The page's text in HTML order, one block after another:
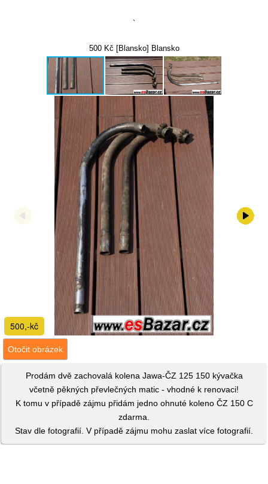
`
500 Kč [Blansko] Blansko
500,-kč
Otočit obrázek
Prodám dvě zachovalá kolena Jawa-ČZ 125 150 kývačka
včetně pěkných převlečných matic - vhodné k renovaci!
K tomu v případě zájmu přidám jedno ohnuté koleno ČZ 150 C
zdarma.
Stav dle fotografií. V případě zájmu mohu zaslat více fotografií.